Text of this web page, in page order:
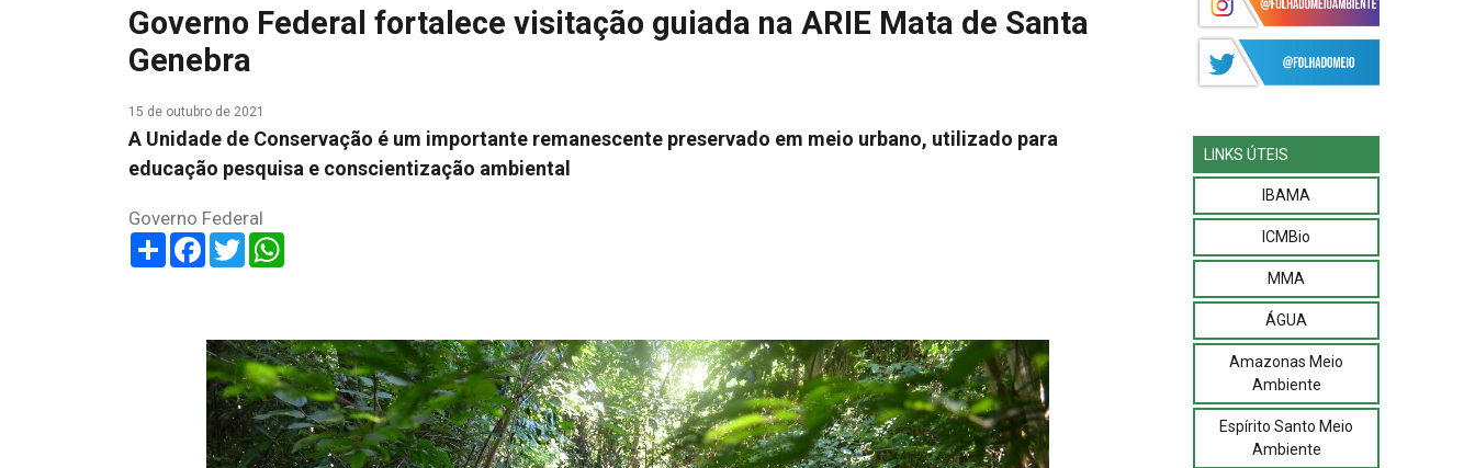
Governo Federal fortalece visitação guiada na ARIE Mata de Santa
Genebra
15 de outubro de 2021
A Unidade de Conservação é um importante remanescente preservado em meio urbano, utilizado para
educação pesquisa e conscientização ambiental
Governo Federal
ShareFacebook
Twitter
LINKS ÚTEIS
IBAMA
ICMBio
MMA
ÁGUA
Amazonas Meio
Ambiente
Espírito Santo Meio
Ambiente